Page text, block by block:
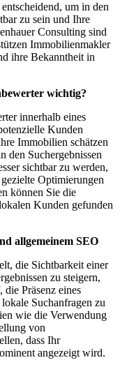
um in den
zu sein und Ihre
Consulting sind
Immobilienmakler
ihre Bekanntheit in
wichtig?
innerhalb eines
Kunden
Immobilien schätzen
den Suchergebnissen
sichtbar zu werden,
Optimierungen
können Sie die
Kunden gefunden
allgemeinem SEO
die Sichtbarkeit einer
zu steigern,
Präsenz eines
Suchanfragen zu
wie die Verwendung
von
dass Ihr
angezeigt wird.